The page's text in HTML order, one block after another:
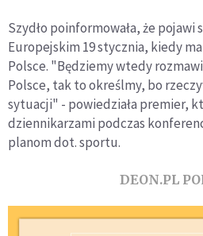
Szydło poinformowała, że pojawi
Europejskim 19 stycznia, kiedy
Polsce. "Będziemy wtedy
Polsce, tak to określmy, bo
sytuacji" - powiedziała premier,
dziennikarzami podczas
planom dot. sportu.
DEON.PL